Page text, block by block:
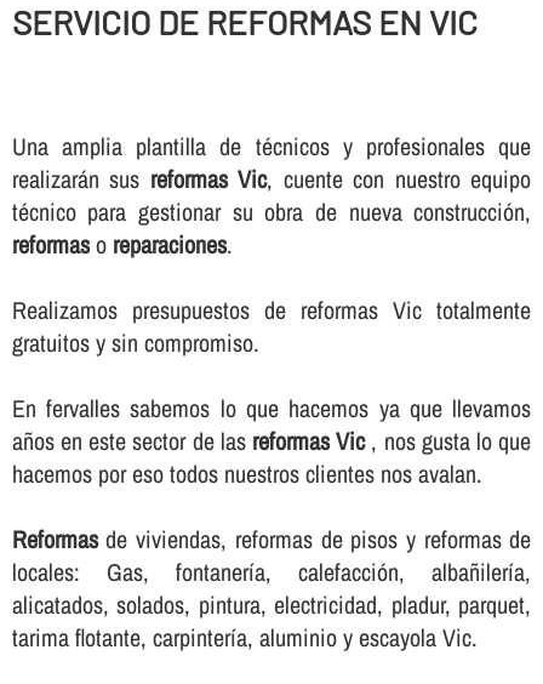
SERVICIO DE REFORMAS EN VIC
Una amplia plantilla de técnicos y profesionales que
realizarán sus reformas Vic, cuente con nuestro equipo
técnico para gestionar su obra de nueva construcción,
reformaso reparaciones.
Realizamos presupuestos de reformas Vic totalmente
gratuitos y sin compromiso.
En fervalles sabemos lo que hacemos ya que llevamos
años en este sector de las reformas Vic, nos gusta lo que
hacemos por eso todos nuestros clientes nos avalan.
Reformasde viviendas, reformas de pisos y reformas de
locales: Gas, fontanerí­a, calefacción, albañilerí­a,
alicatados, solados, pintura, electricidad, pladur, parquet,
tarima flotante, carpinterí­a, aluminio y escayola Vic.